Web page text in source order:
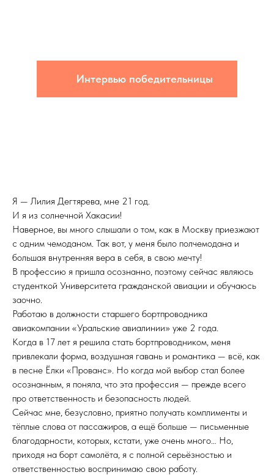
Интервью победительницы
Я — Лилия Дегтярева, мне 21 год.
И я из солнечной Хакасии!
Наверное, вы много слышали о том, как в Москву приезжают
с одним чемоданом. Так вот, у меня было полчемодана и
большая внутренняя вера в себя, в свою мечту!
В профессию я пришла осознанно, поэтому сейчас являюсь
студенткой Университета гражданской авиации и обучаюсь
заочно.
Работаю в должности старшего бортпроводника
авиакомпании «Уральские авиалинии» уже 2 года.
Когда в 17 лет я решила стать бортпроводником, меня
привлекали форма, воздушная гавань и романтика — всё, как
в песне Ёлки «Прованс». Но когда мой выбор стал более
осознанным, я поняла, что эта профессия — прежде всего
про ответственность и безопасность людей.
Сейчас мне, безусловно, приятно получать комплименты и
тёплые слова от пассажиров, а ещё больше — письменные
благодарности, которых, кстати, уже очень много… Но,
приходя на борт самолёта, я с полной серьёзностью и
ответственностью воспринимаю свою работу.